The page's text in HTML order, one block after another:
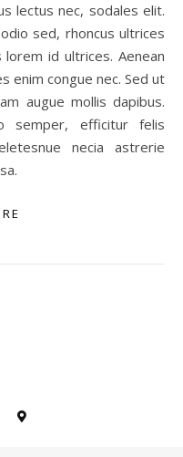
lectus nec, sodales elit.
sed, rhoncus ultrices
id ultrices. Aenean
enim congue nec. Sed ut
augue mollis dapibus.
semper, efficitur felis
necia astrerie